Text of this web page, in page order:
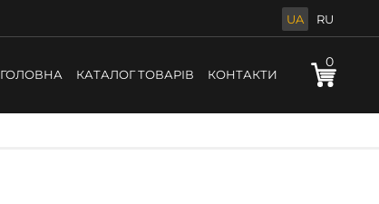
UA RU
ГОЛОВНА КАТАЛОГ ТОВАРІВ КОНТАКТИ
0